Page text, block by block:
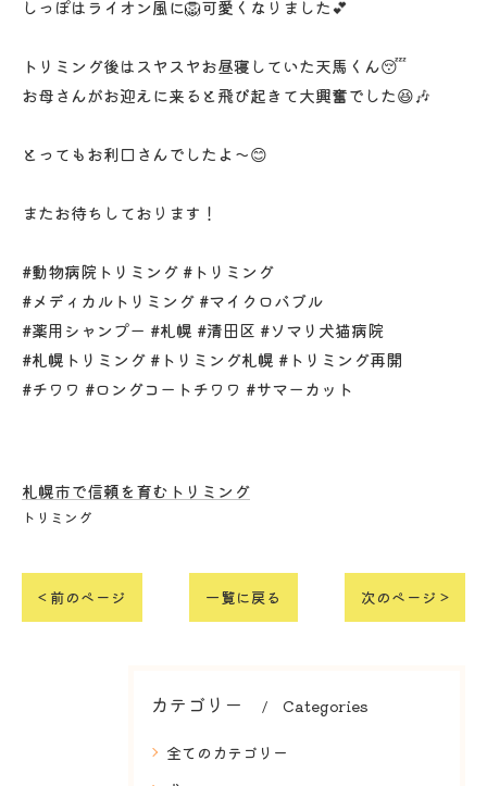
しっぽはライオン風に🦁可愛くなりました💕
トリミング後はスヤスヤお昼寝していた天馬くん😴
お母さんがお迎えに来ると飛び起きて大興奮でした😆🎶
とってもお利口さんでしたよ〜😊
またお待ちしております！
#動物病院トリミング #トリミング
#メディカルトリミング #マイクロバブル
#薬用シャンプー #札幌 #清田区 #ソマリ犬猫病院
#札幌トリミング #トリミング札幌 #トリミング再開
#チワワ #ロングコートチワワ #サマーカット
札幌市で信頼を育むトリミング
トリミング
< 前のページ 一覧に戻る 次のページ >
カテゴリー Categories
全てのカテゴリー